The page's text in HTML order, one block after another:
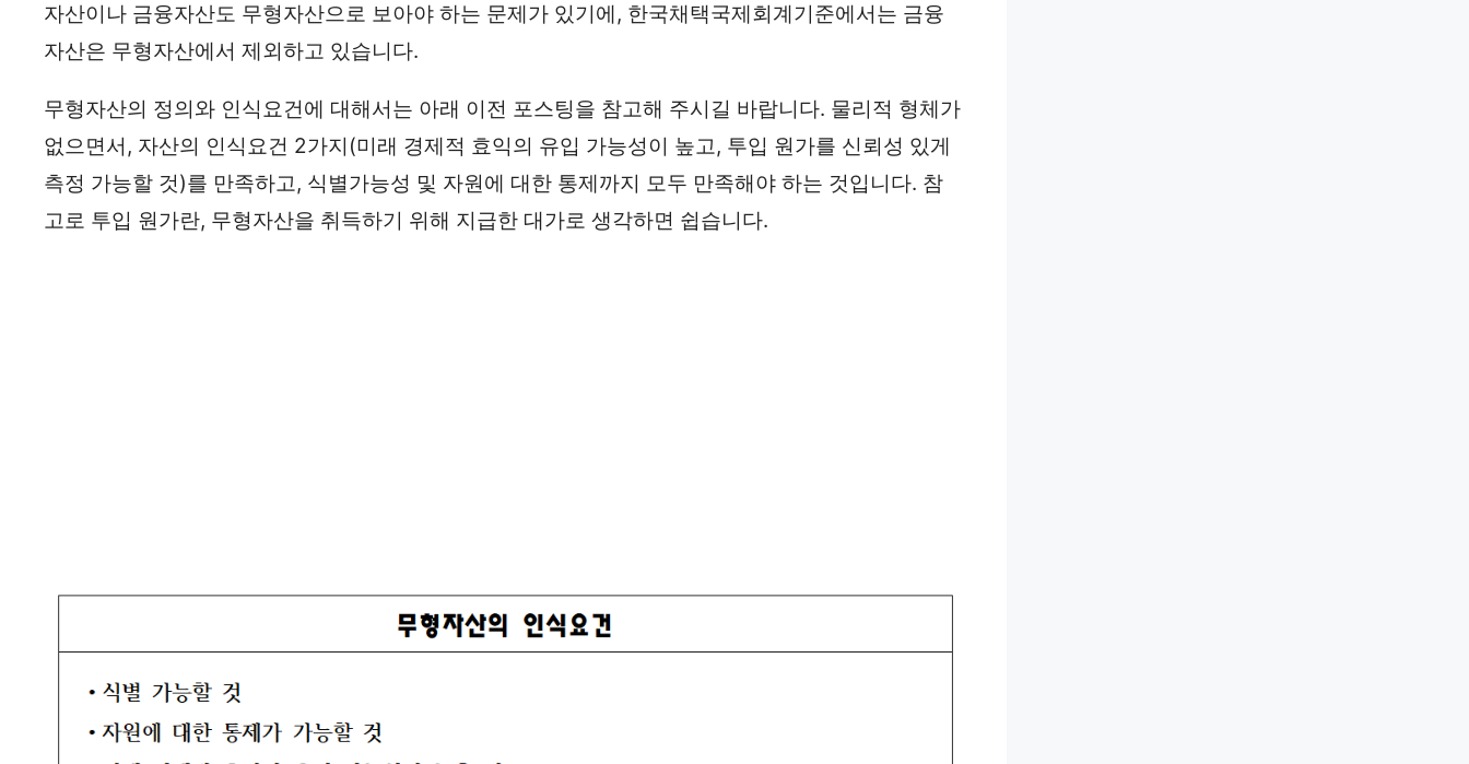
자산이나 금융자산도 무형자산으로 보아야 하는 문제가 있기에, 한국채택국제회계기준에서는 금융
자산은 무형자산에서 제외하고 있습니다.
무형자산의 정의와 인식요건에 대해서는 아래 이전 포스팅을 참고해 주시길 바랍니다. 물리적 형체가
없으면서, 자산의 인식요건 2가지(미래 경제적 효익의 유입 가능성이 높고, 투입 원가를 신뢰성 있게
측정 가능할 것)를 만족하고, 식별가능성 및 자원에 대한 통제까지 모두 만족해야 하는 것입니다. 참
고로 투입 원가란, 무형자산을 취득하기 위해 지급한 대가로 생각하면 쉽습니다.